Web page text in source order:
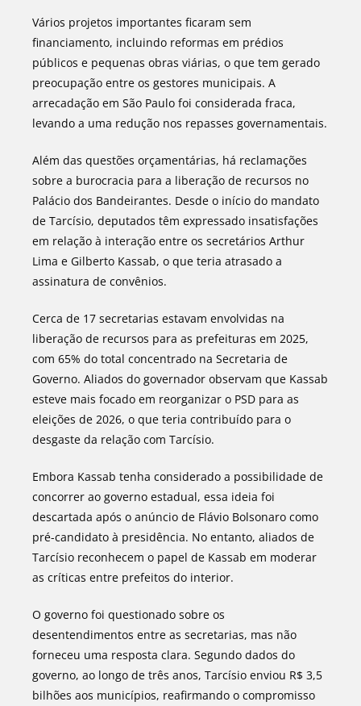
Vários projetos importantes ficaram sem
financiamento, incluindo reformas em prédios
públicos e pequenas obras viárias, o que tem gerado
preocupação entre os gestores municipais. A
arrecadação em São Paulo foi considerada fraca,
levando a uma redução nos repasses governamentais.
Além das questões orçamentárias, há reclamações
sobre a burocracia para a liberação de recursos no
Palácio dos Bandeirantes. Desde o início do mandato
de Tarcísio, deputados têm expressado insatisfações
em relação à interação entre os secretários Arthur
Lima e Gilberto Kassab, o que teria atrasado a
assinatura de convênios.
Cerca de 17 secretarias estavam envolvidas na
liberação de recursos para as prefeituras em 2025,
com 65% do total concentrado na Secretaria de
Governo. Aliados do governador observam que Kassab
esteve mais focado em reorganizar o PSD para as
eleições de 2026, o que teria contribuído para o
desgaste da relação com Tarcísio.
Embora Kassab tenha considerado a possibilidade de
concorrer ao governo estadual, essa ideia foi
descartada após o anúncio de Flávio Bolsonaro como
pré-candidato à presidência. No entanto, aliados de
Tarcísio reconhecem o papel de Kassab em moderar
as críticas entre prefeitos do interior.
O governo foi questionado sobre os
desentendimentos entre as secretarias, mas não
forneceu uma resposta clara. Segundo dados do
governo, ao longo de três anos, Tarcísio enviou R$ 3,5
bilhões aos municípios, reafirmando o compromisso